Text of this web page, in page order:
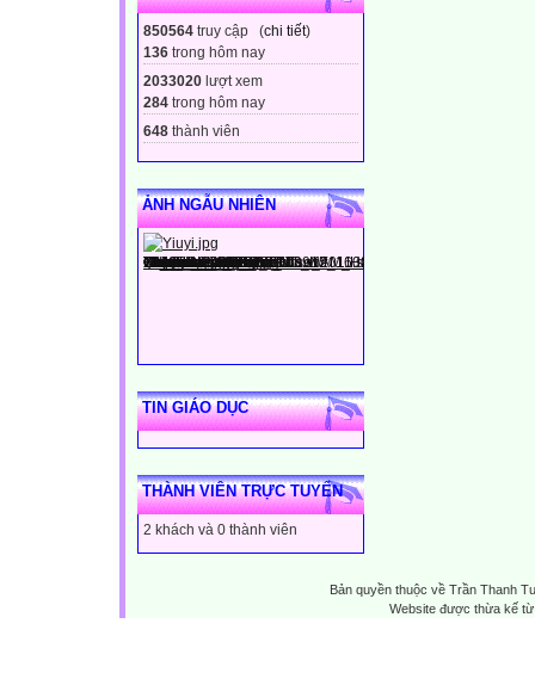
850564 truy cập (chi tiết)
136 trong hôm nay
2033020 lượt xem
284 trong hôm nay
648 thành viên
ẢNH NGẪU NHIÊN
TIN GIÁO DỤC
THÀNH VIÊN TRỰC TUYẾN
2 khách và 0 thành viên
Bản quyền thuộc về Trần Thanh
Website được thừa kế